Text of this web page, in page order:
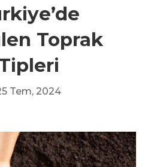
Toprak
Tem, 2024